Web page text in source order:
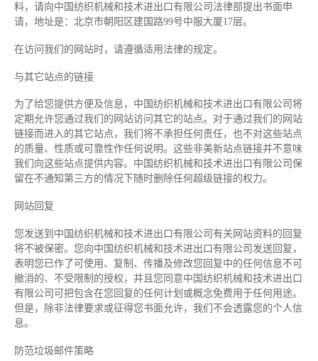
料，请向中国纺织机械和技术进出口有限公司法律部提出书面申
请，地址是：北京市朝阳区建国路99号中服大厦17层。
在访问我们的网站时，请遵循适用法律的规定。
与其它站点的链接
为了给您提供方便及信息，中国纺织机械和技术进出口有限公司将
定期允许您通过我们的网站访问其它的站点。对于通过我们的网站
链接而进入的其它站点，我们将不承担任何责任，也不对这些站点
的质量、性质或可靠性作任何说明。这些非美新站点链接并不意味
我们向这些站点提供内容。中国纺织机械和技术进出口有限公司保
留在不通知第三方的情况下随时删除任何超级链接的权力。
网站回复
您发送到中国纺织机械和技术进出口有限公司有关网站资料的回复
将不被保密。您向中国纺织机械和技术进出口有限公司发送回复，
表明您已作了可使用、复制、传播及修改您回复中的任何信息不可
撤消的、不受限制的授权，并且您同意中国纺织机械和技术进出口
有限公司可把包含在您回复的任何计划或概念免费用于任何用途。
但是，除非法律要求或征得您书面允许，我们不会透露您的个人信
息。
防范垃圾邮件策略